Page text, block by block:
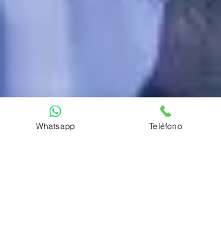
Whatsapp Teléfono